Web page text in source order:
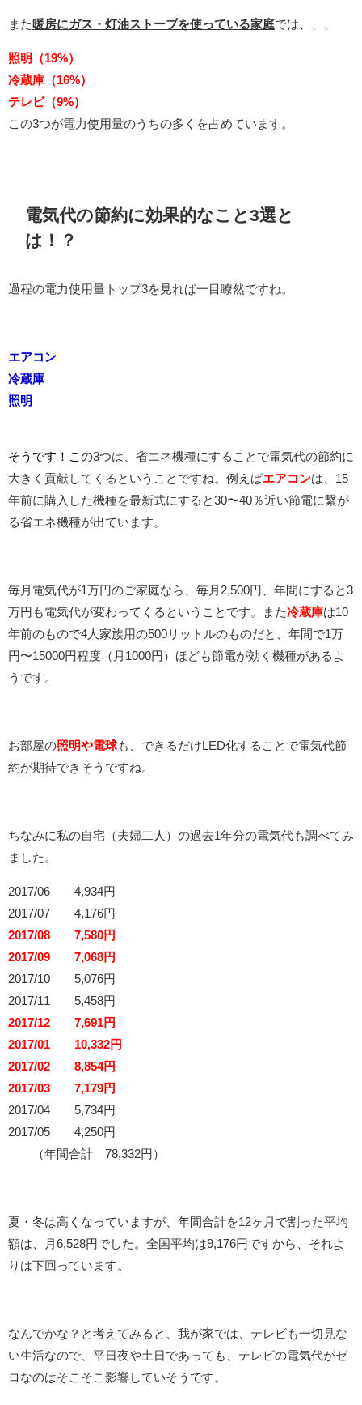
また 暖房にガス・灯油ストーブを使っている家庭では、、、
照明（19%）
冷蔵庫（16%）
テレビ（9%）
この3つが電力使用量のうちの多くを占めています。
電気代の節約に効果的なこと3選と
は！？
過程の電力使用量トップ3を見れば一目瞭然ですね。
エアコン
冷蔵庫
照明
そうです！こ の3つは、省エネ機種にすることで電気代の節約に
大きく貢献してくるということですね。例えばエアコンは、15
年前に購入した機種を最新式にすると30〜40％近い節電に繋が
る省エネ機種が出ています。
毎月電気代が1万円のご家庭なら、毎月2,500円、年間にすると3
万円も電気代が変わってくるということです。また冷蔵庫は10
年前のもので4人家族用の500リットルのものだと、年間で1万
円〜15000円程度（月1000円）ほども節電が効く機種があるよ
うです。
お部屋の照明や電球も、できるだけLED化することで電気代節
約が期待できそうですね。
ちなみに私の自宅（夫婦二人）の過去1年分の電気代も調べてみ
ました。
2017/06 4,934円
2017/07 4,176円
2017/08 7,580円
2017/09 7,068円
2017/10 5,076円
2017/11 5,458円
2017/12 7,691円
2017/01 10,332円
2017/02 8,854円
2017/03 7,179円
2017/04 5,734円
2017/05 4,250円
（年間合計 78,332円）
夏・冬は高くなっていますが、年間合計を12ヶ月で割った平均
額は、月6,528円でした。全国平均は9,176円ですから、それよ
りは下回っています。
なんでかな？と考えてみると、我が家では、テレビも一切見な
い生活なので、平日夜や土日であっても、テレビの電気代がゼ
ロなのはそこそこ影響していそうです。